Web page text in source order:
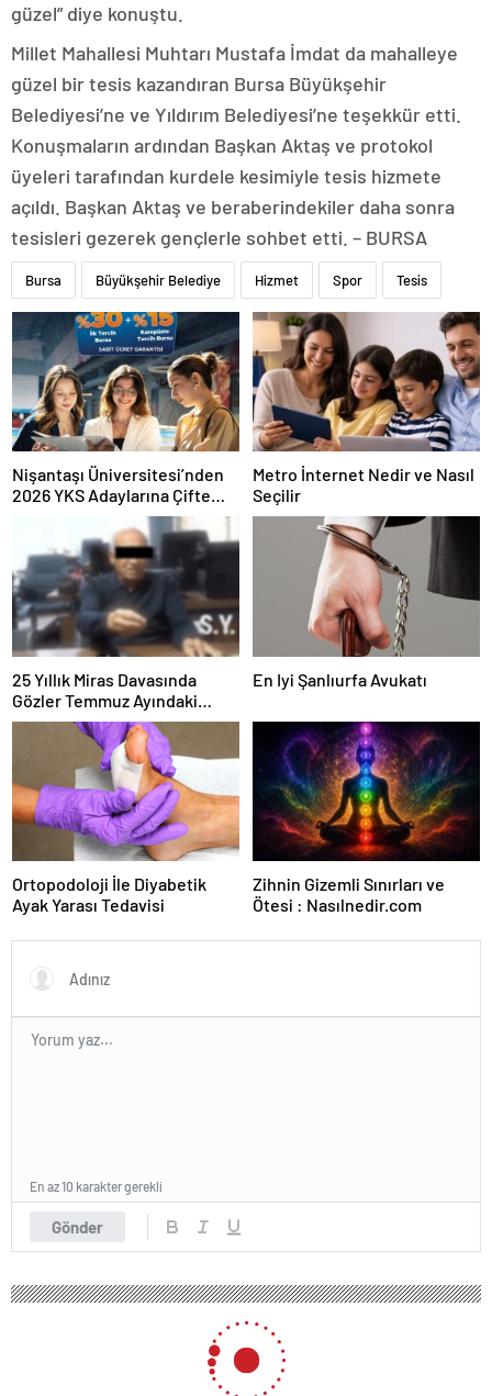
güzel” diye konuştu.
Millet Mahallesi Muhtarı Mustafa İmdat da mahalleye
güzel bir tesis kazandıran Bursa Büyükşehir
Belediyesi’ne ve Yıldırım Belediyesi’ne teşekkür etti.
Konuşmaların ardından Başkan Aktaş ve protokol
üyeleri tarafından kurdele kesimiyle tesis hizmete
açıldı. Başkan Aktaş ve beraberindekiler daha sonra
tesisleri gezerek gençlerle sohbet etti. – BURSA
Bursa Büyükşehir Belediye Hizmet Spor Tesis
Nişantaşı Üniversitesi’nden
2026 YKS Adaylarına Çifte
Güvence: Sabit Ücret ve
Kesintisiz Burs
Metro İnternet Nedir ve Nasıl
Seçilir
25 Yıllık Miras Davasında
Gözler Temmuz Ayındaki
Karar Duruşmasına Çevrildi
En Iyi Şanlıurfa Avukatı
Ortopodoloji İle Diyabetik
Ayak Yarası Tedavisi
Zihnin Gizemli Sınırları ve
Ötesi : Nasılnedir.com
Gönder
En az 10 karakter gerekli